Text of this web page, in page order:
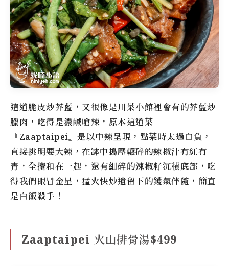
這道脆皮炒芥藍，又很像是川菜小館裡會有的芥藍炒
臘肉，吃得是濃鹹嗆辣，原本這道菜
『Zaaptaipei』是以中辣呈現，點菜時太過自負，
直接挑明要大辣，在缽中搗壓輾碎的辣椒汁有紅有
青，全攪和在一起，還有細碎的辣椒籽沉積底部，吃
得我們眼冒金星，猛火快炒遺留下的鑊氣伴隨，簡直
是白飯殺手！
Zaaptaipei 火山排骨湯$499